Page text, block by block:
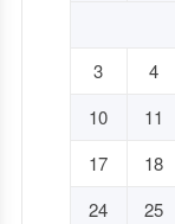
3
4
10
11
17
18
24
25